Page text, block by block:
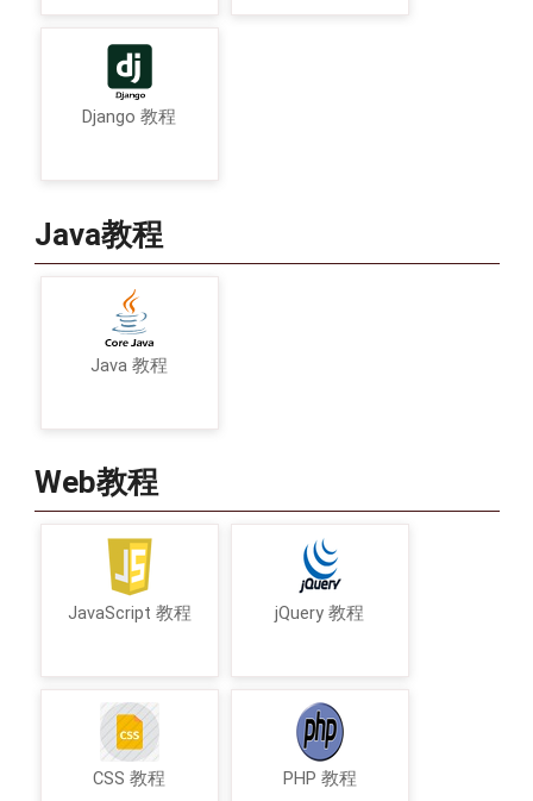
Django 教程
Java教程
Java 教程
Web教程
JavaScript 教程 jQuery 教程
CSS 教程 PHP 教程